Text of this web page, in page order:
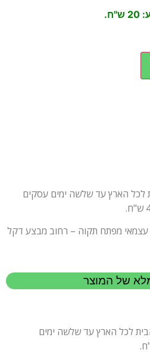
הארץ עד שלשה ימים עסקים
עצמאי מפתח תקוה – רחוב מבצע דקל
של המוצר
לכל הארץ עד שלשה ימים